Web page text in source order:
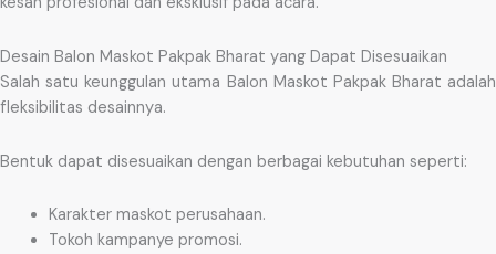
Desain Balon Maskot Pakpak Bharat yang Dapat Disesuaikan
Salah satu keunggulan utama Balon Maskot Pakpak Bharat adalah
fleksibilitas desainnya.
Bentuk dapat disesuaikan dengan berbagai kebutuhan seperti:
Karakter maskot perusahaan.
Tokoh kampanye promosi.